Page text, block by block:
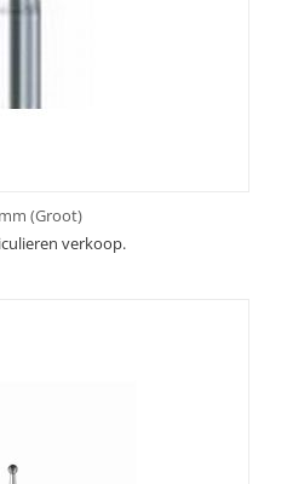
(Groot)
verkoop.